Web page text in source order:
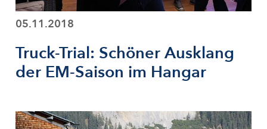
05.11.2018
Truck-Trial: Schöner Ausklang
der EM-Saison im Hangar